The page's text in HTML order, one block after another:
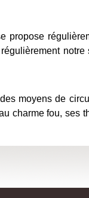
moyens de
charme fou, ses